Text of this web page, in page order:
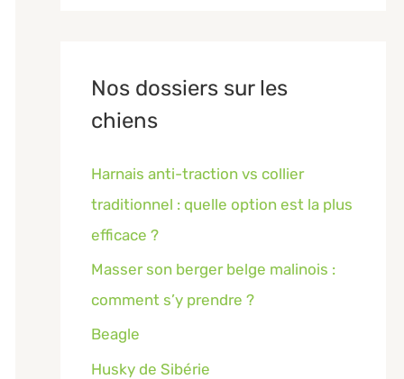
Nos dossiers sur les
chiens
Harnais anti-traction vs collier
traditionnel : quelle option est la plus
efficace ?
Masser son berger belge malinois :
comment s’y prendre ?
Beagle
Husky de Sibérie